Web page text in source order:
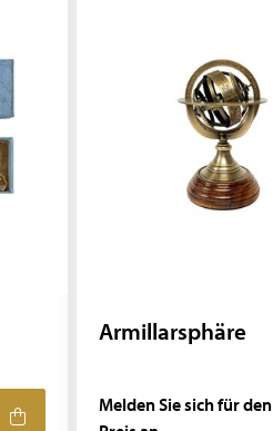
Armillarsphäre
Melden Sie sich für den